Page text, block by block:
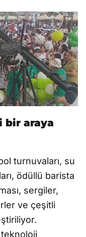
bir araya
turnuvaları, su
ödüllü barista
sergiler,
ve çeşitli